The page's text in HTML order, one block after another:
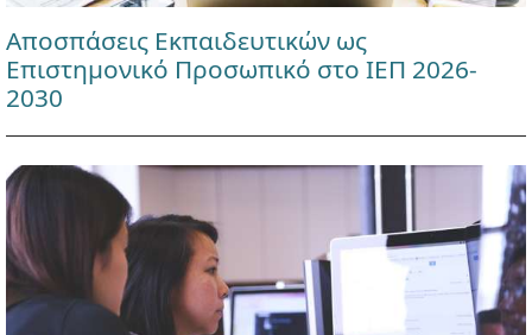
Αποσπάσεις Εκπαιδευτικών ως
Επιστημονικό Προσωπικό στο ΙΕΠ 2026-
2030